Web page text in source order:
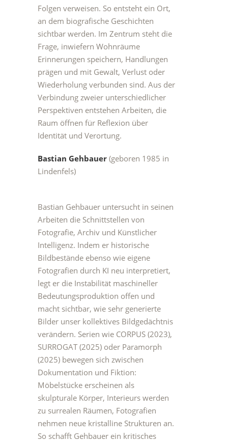
Folgen verweisen. So entsteht ein Ort,
an dem biografische Geschichten
sichtbar werden. Im Zentrum steht die
Frage, inwiefern Wohnräume
Erinnerungen speichern, Handlungen
prägen und mit Gewalt, Verlust oder
Wiederholung verbunden sind. Aus der
Verbindung zweier unterschiedlicher
Perspektiven entstehen Arbeiten, die
Raum öffnen für Reflexion über
Identität und Verortung.
Bastian Gehbauer (geboren 1985 in
Lindenfels)
Bastian Gehbauer untersucht in seinen
Arbeiten die Schnittstellen von
Fotografie, Archiv und Künstlicher
Intelligenz. Indem er historische
Bildbestände ebenso wie eigene
Fotografien durch KI neu interpretiert,
legt er die Instabilität maschineller
Bedeutungsproduktion offen und
macht sichtbar, wie sehr generierte
Bilder unser kollektives Bildgedächtnis
verändern. Serien wie CORPUS (2023),
SURROGAT (2025) oder Paramorph
(2025) bewegen sich zwischen
Dokumentation und Fiktion:
Möbelstücke erscheinen als
skulpturale Körper, Interieurs werden
zu surrealen Räumen, Fotografien
nehmen neue kristalline Strukturen an.
So schafft Gehbauer ein kritisches